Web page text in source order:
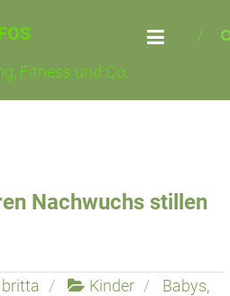
Fitness und Co.
Nachwuchs stillen
britta Kinder Babys,